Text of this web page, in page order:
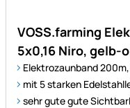
VOSS.farming
5x0,16 Niro, gelb-
Elektrozaunband
mit 5 starken
sehr gute gute